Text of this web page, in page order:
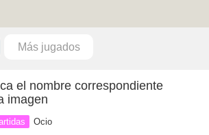
Más jugados
el nombre correspondiente
imagen
Ocio